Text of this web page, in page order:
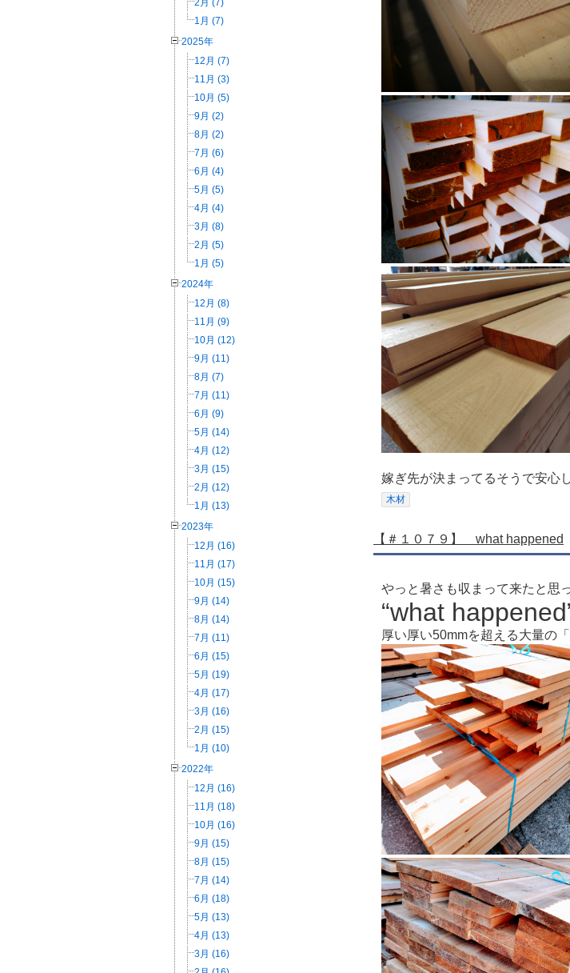
2月 (7)
1月 (7)
2025年
12月 (7)
11月 (3)
10月 (5)
9月 (2)
8月 (2)
7月 (6)
6月 (4)
5月 (5)
4月 (4)
3月 (8)
2月 (5)
1月 (5)
2024年
12月 (8)
11月 (9)
10月 (12)
9月 (11)
8月 (7)
7月 (11)
6月 (9)
5月 (14)
4月 (12)
3月 (15)
2月 (12)
1月 (13)
2023年
12月 (16)
11月 (17)
10月 (15)
9月 (14)
8月 (14)
7月 (11)
6月 (15)
5月 (19)
4月 (17)
3月 (16)
2月 (15)
1月 (10)
2022年
12月 (16)
11月 (18)
10月 (16)
9月 (15)
8月 (15)
7月 (14)
6月 (18)
5月 (13)
4月 (13)
3月 (16)
嫁ぎ先が決まってるそうで安心
木材
【＃１０７９】 what happened
やっと暑さも収まって来たと思
“what
厚い厚い50mmを超える大量の